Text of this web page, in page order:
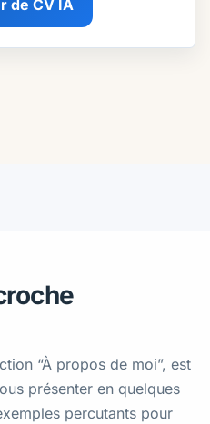
de CV IA
“À propos de moi”, est
présenter en quelques
percutants pour